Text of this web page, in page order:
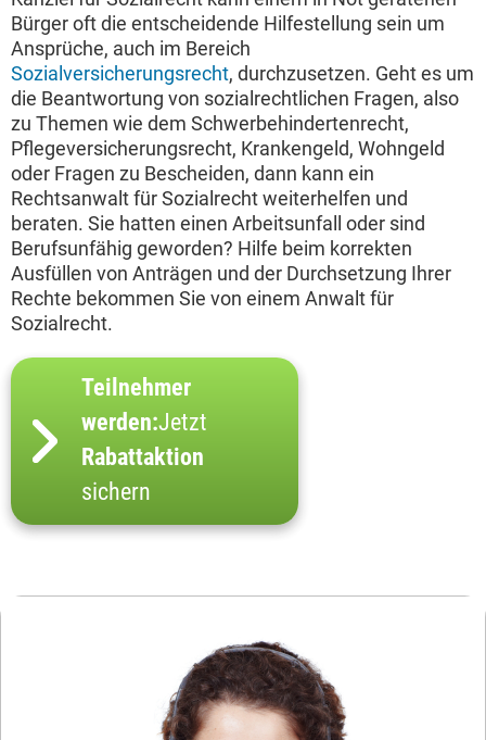
Bürger oft die entscheidende Hilfestellung sein um
Ansprüche, auch im Bereich
Sozialversicherungsrecht, durchzusetzen. Geht es um
die Beantwortung von sozialrechtlichen Fragen, also
zu Themen wie dem Schwerbehindertenrecht,
Pflegeversicherungsrecht, Krankengeld, Wohngeld
oder Fragen zu Bescheiden, dann kann ein
Rechtsanwalt für Sozialrecht weiterhelfen und
beraten. Sie hatten einen Arbeitsunfall oder sind
Berufsunfähig geworden? Hilfe beim korrekten
Ausfüllen von Anträgen und der Durchsetzung Ihrer
Rechte bekommen Sie von einem Anwalt für
Sozialrecht.
Teilnehmer
werden:Jetzt
Rabattaktion
sichern